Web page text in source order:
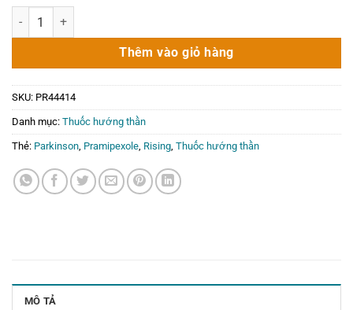
900.000₫.
là:
0₫.
Pramipexole 1.5mg Rising 90 viên – Điều trị Parkinson số lượng
Thêm vào giỏ hàng
SKU: PR44414
Danh mục: Thuốc hướng thần
Thẻ: Parkinson, Pramipexole, Rising, Thuốc hướng thần
MÔ TẢ